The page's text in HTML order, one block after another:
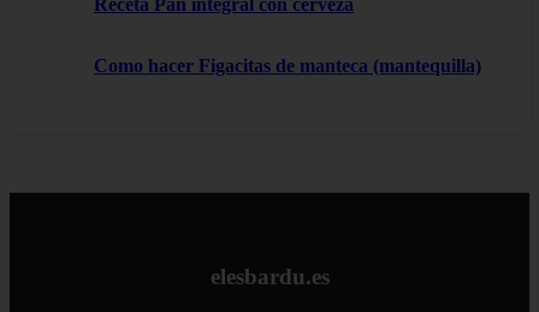
Como hacer Figacitas de manteca (mantequilla)
elesbardu.es